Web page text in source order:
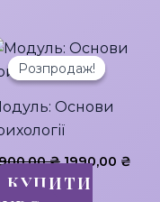
Розпродаж!
Розпродаж!
Основи
₴ Оригінальна
6900,00 ₴.
1990,00 ₴
КУПИТИ